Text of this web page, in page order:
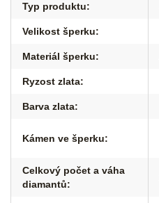
Typ produktu:
Velikost šperku:
Materiál šperku:
Ryzost zlata:
Barva zlata:
Kámen ve šperku:
Celkový počet a váha
diamantů: